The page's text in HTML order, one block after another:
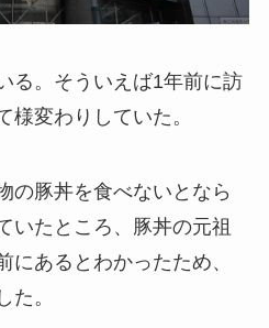
る。そういえば1年前に訪
様変わりしていた。
の豚丼を食べないとなら
いたところ、豚丼の元祖
にあるとわかったため、
た。